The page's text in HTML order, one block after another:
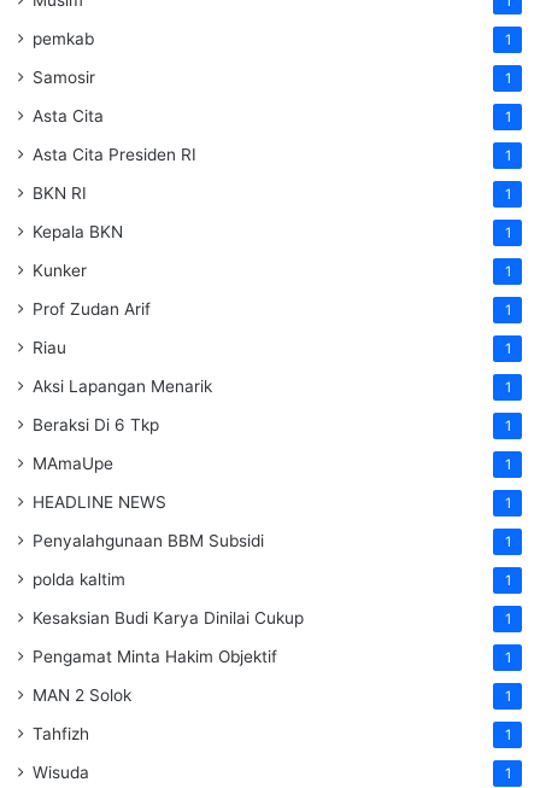
pemkab 1
Samosir 1
Asta Cita 1
Asta Cita Presiden RI 1
BKN RI 1
Kepala BKN 1
Kunker 1
Prof Zudan Arif 1
Riau 1
Aksi Lapangan Menarik 1
Beraksi Di 6 Tkp 1
MAmaUpe 1
HEADLINE NEWS 1
Penyalahgunaan BBM Subsidi 1
polda kaltim 1
Kesaksian Budi Karya Dinilai Cukup 1
Pengamat Minta Hakim Objektif 1
MAN 2 Solok 1
Tahfizh 1
Wisuda 1